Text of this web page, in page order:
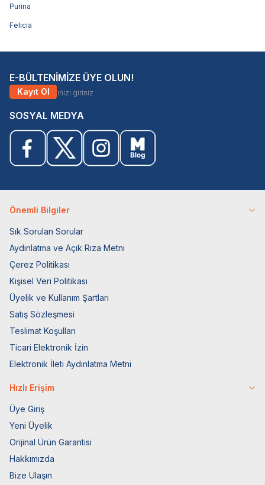
Purina
Felicia
E-BÜLTENİMİZE ÜYE OLUN!
Kayıt Ol
SOSYAL MEDYA
Önemli Bilgiler
Sık Sorulan Sorular
Aydınlatma ve Açık Rıza Metni
Çerez Politikası
Kişisel Veri Politikası
Üyelik ve Kullanım Şartları
Satış Sözleşmesi
Teslimat Koşulları
Ticari Elektronik İzin
Elektronik İleti Aydınlatma Metni
Hızlı Erişim
Üye Giriş
Yeni Üyelik
Orijinal Ürün Garantisi
Hakkımızda
Bize Ulaşın